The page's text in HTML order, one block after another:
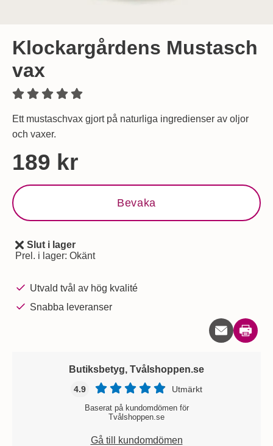
Klockargårdens Mustasch
vax
Ett mustaschvax gjort på naturliga ingredienser av oljor
och vaxer.
Handla denna produkt Klockargårdens Mustasch vax
pris
189 kr
Bevaka
Tillgänglighet:
Slut i lager
Prel. i lager: Okänt
Utvald tvål av hög kvalité
Snabba leveranser
Skriv
Butiksbetyg, Tvålshoppen.se
4.9 Utmärkt
Baserat på kundomdömen för
Tvålshoppen.se
Gå till kundomdömen